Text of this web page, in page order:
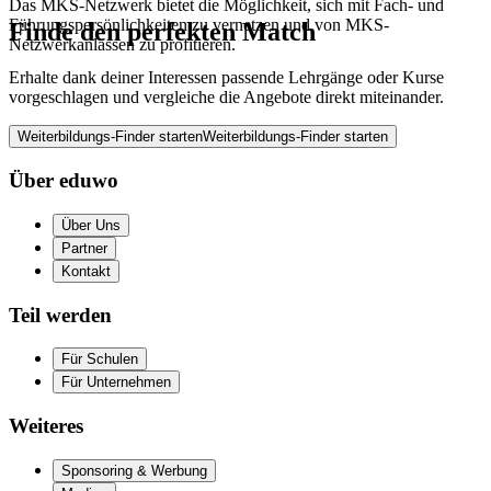
Das MKS-Netzwerk bietet die Möglichkeit, sich mit Fach- und
Führungspersönlichkeiten zu vernetzen und von MKS-
Netzwerkanlässen zu profitieren.
Finde den perfekten Match
Erhalte dank deiner Interessen passende Lehrgänge oder Kurse
vorgeschlagen und vergleiche die Angebote direkt miteinander.
Weiterbildungs-Finder startenWeiterbildungs-Finder starten
Über eduwo
Über Uns
Partner
Kontakt
Teil werden
Für Schulen
Für Unternehmen
Weiteres
Sponsoring & Werbung